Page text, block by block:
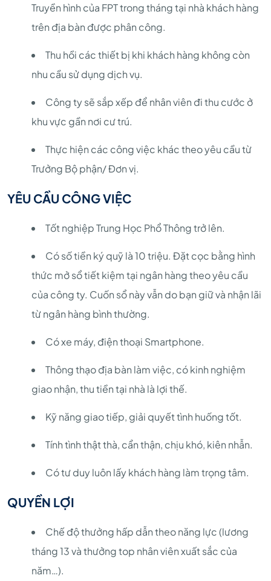
Truyền hình của FPT trong tháng tại nhà khách hàng
trên địa bàn được phân công.
Thu hồi các thiết bị khi khách hàng không còn
nhu cầu sử dụng dịch vụ.
Công ty sẽ sắp xếp để nhân viên đi thu cước ở
khu vực gần nơi cư trú.
Thực hiện các công việc khác theo yêu cầu từ
Trưởng Bộ phận/ Đơn vị.
YÊU CẦU CÔNG VIỆC
Tốt nghiệp Trung Học Phổ Thông trở lên.
Có số tiền ký quỹ là 10 triệu. Đặt cọc bằng hình
thức mở sổ tiết kiệm tại ngân hàng theo yêu cầu
của công ty. Cuốn sổ này vẫn do bạn giữ và nhận lãi
từ ngân hàng bình thường.
Có xe máy, điện thoại Smartphone.
Thông thạo địa bàn làm việc, có kinh nghiệm
giao nhận, thu tiền tại nhà là lợi thế.
Kỹ năng giao tiếp, giải quyết tình huống tốt.
Tính tình thật thà, cẩn thận, chịu khó, kiên nhẫn.
Có tư duy luôn lấy khách hàng làm trọng tâm.
QUYỀN LỢI
Chế độ thưởng hấp dẫn theo năng lực (lương
tháng 13 và thưởng top nhân viên xuất sắc của
năm…).